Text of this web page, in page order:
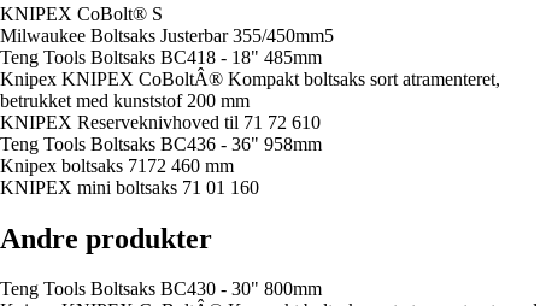
KNIPEX CoBolt® S
Milwaukee Boltsaks Justerbar 355/450mm5
Teng Tools Boltsaks BC418 - 18" 485mm
Knipex KNIPEX CoBoltÂ® Kompakt boltsaks sort atramenteret,
betrukket med kunststof 200 mm
KNIPEX Reserveknivhoved til 71 72 610
Teng Tools Boltsaks BC436 - 36" 958mm
Knipex boltsaks 7172 460 mm
KNIPEX mini boltsaks 71 01 160
Andre produkter
Teng Tools Boltsaks BC430 - 30" 800mm